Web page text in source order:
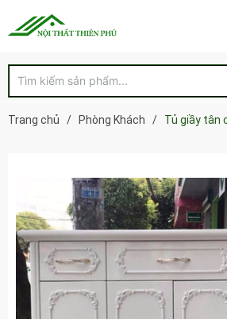
Trang chủ / Phòng Khách / Tủ giầy tân